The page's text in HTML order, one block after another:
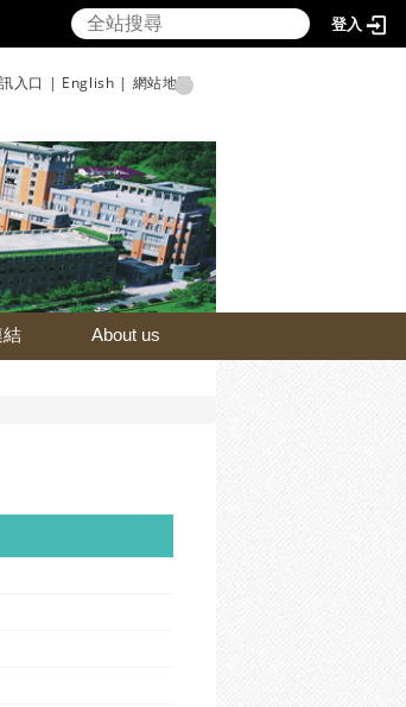
登入
入口 | English | 網站地圖
結 About us